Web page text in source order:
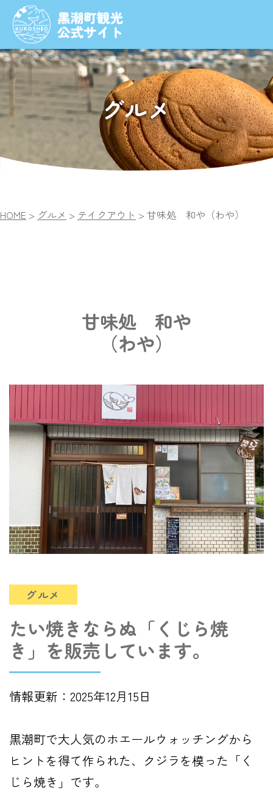
グルメ
HOME > グルメ > テイクアウト > 甘味処 和や （わや）
甘味処 和や
（わや）
グルメ
たい焼きならぬ「くじら焼
き」を販売しています。
情報更新：2025年12月15日
黒潮町で大人気のホエールウォッチングから
ヒントを得て作られた、クジラを模った「く
じら焼き」です。